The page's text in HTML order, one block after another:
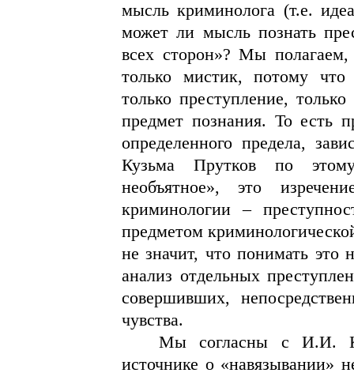
мысль криминолога (т.е.
может ли мысль познать
всех сторон»? Мы
только мистик, потому
только преступление,
предмет познания. То есть
определенного предела,
Кузьма Прутков по
необъятное», это
криминологии –
предметом
не значит, что понимать
анализ отдельных
совершивших,
чувства.
Мы согласны с И.И.
источнике о «навязывании»